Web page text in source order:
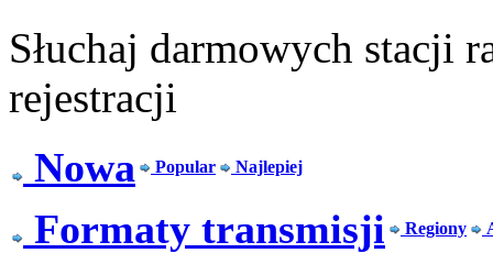
Słuchaj darmowych stacji
rejestracji
Nowa Popular Najlepiej
Formaty transmisji Regiony